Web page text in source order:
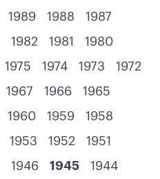
1989 1988
1987
1982 1981
1980
1975 1974 1973
1972
1967 1966
1965
1960 1959
1958
1953 1952
1951
1946 1945
1944